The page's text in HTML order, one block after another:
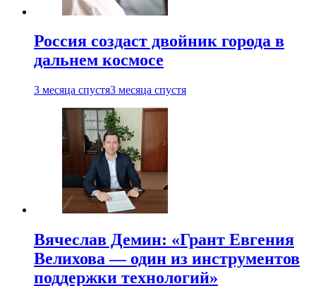
Россия создаст двойник города в
дальнем космосе
3 месяца спустя3 месяца спустя
Вячеслав Демин: «Грант Евгения
Велихова — один из инструментов
поддержки технологий»